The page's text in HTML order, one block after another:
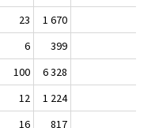
23
1 670
6
399
100
6 328
12
1 224
16
817